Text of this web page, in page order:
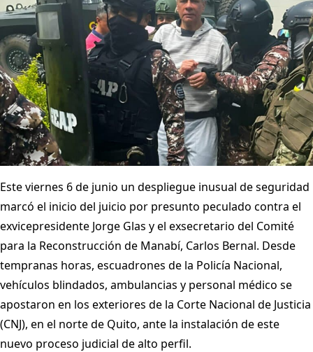
Este viernes 6 de junio un despliegue inusual de seguridad
marcó el inicio del juicio por presunto peculado contra el
exvicepresidente Jorge Glas y el exsecretario del Comité
para la Reconstrucción de Manabí, Carlos Bernal. Desde
tempranas horas, escuadrones de la Policía Nacional,
vehículos blindados, ambulancias y personal médico se
apostaron en los exteriores de la Corte Nacional de Justicia
(CNJ), en el norte de Quito, ante la instalación de este
nuevo proceso judicial de alto perfil.